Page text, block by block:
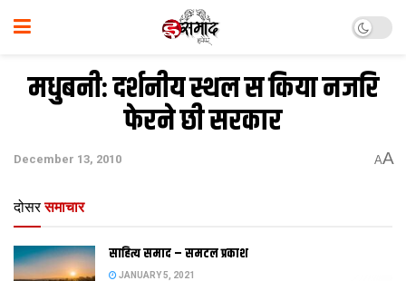
मधुबनी: दर्शनीय स्थल स किया नजरि
फेरने छी सरकार
December 13, 2010 AA
दोसर समाचार
साहित्य समाद – समटल प्रकाश
JANUARY 5, 2021